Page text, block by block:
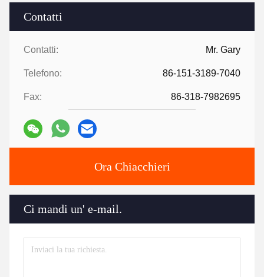
Contatti
Contatti: Mr. Gary
Telefono: 86-151-3189-7040
Fax: 86-318-7982695
Ora Chiacchieri
Ci mandi un' e-mail.